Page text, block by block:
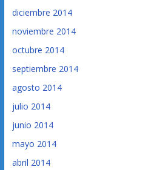
diciembre 2014
noviembre 2014
octubre 2014
septiembre 2014
agosto 2014
julio 2014
junio 2014
mayo 2014
abril 2014